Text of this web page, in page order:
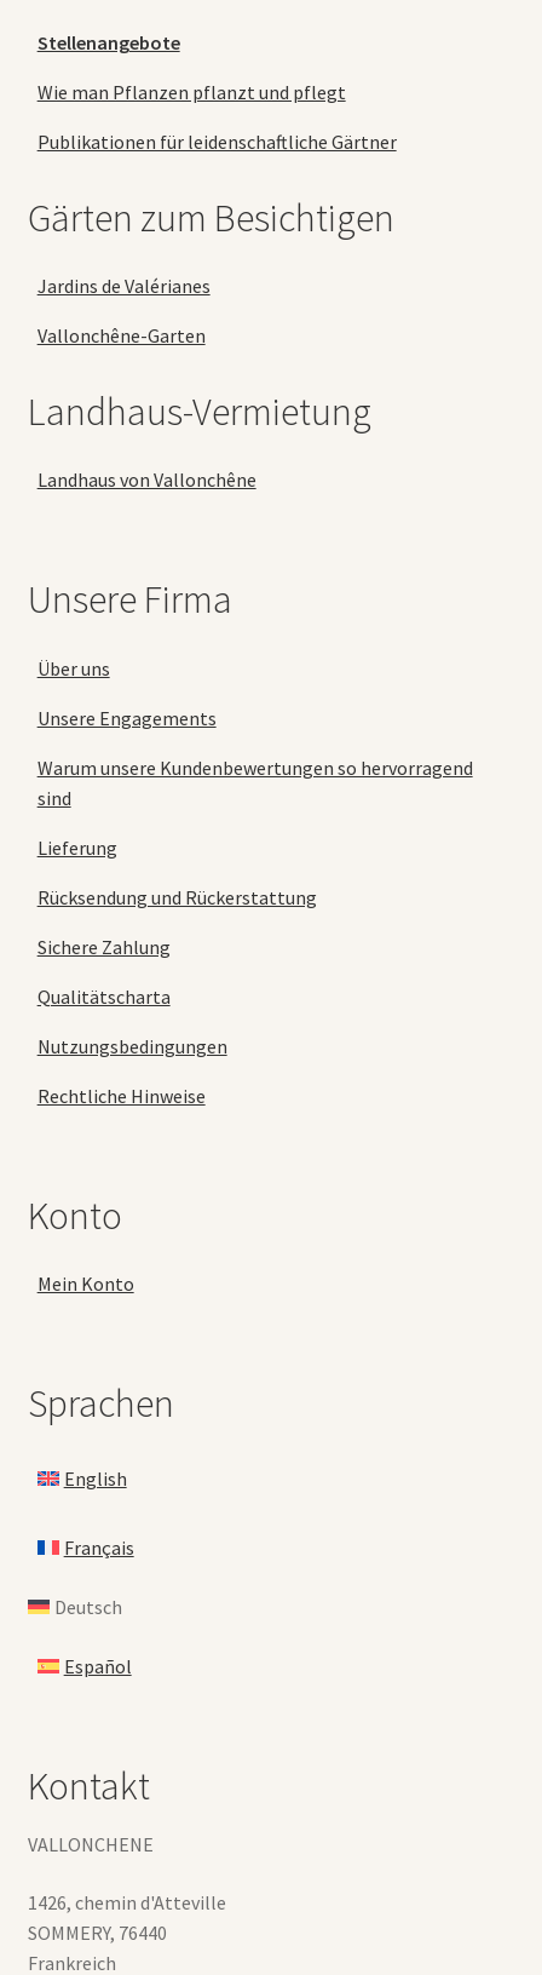
Stellenangebote
Wie man Pflanzen pflanzt und pflegt
Publikationen für leidenschaftliche Gärtner
Gärten zum Besichtigen
Jardins de Valérianes
Vallonchêne-Garten
Landhaus-Vermietung
Landhaus von Vallonchêne
Unsere Firma
Über uns
Unsere Engagements
Warum unsere Kundenbewertungen so hervorragend
sind
Lieferung
Rücksendung und Rückerstattung
Sichere Zahlung
Qualitätscharta
Nutzungsbedingungen
Rechtliche Hinweise
Konto
Mein Konto
Sprachen
English
Français
Deutsch
Español
Kontakt
VALLONCHENE
1426, chemin d'Atteville
SOMMERY, 76440
Frankreich